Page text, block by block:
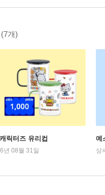
(7개)
릭터즈 유리컵
년 08월 31일
예
상